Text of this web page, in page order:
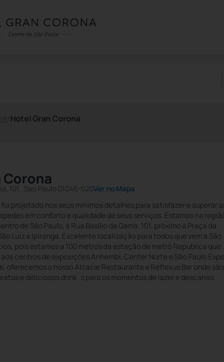
Hotel Gran Corona
Corona
101 , Sao Paulo 01046-020Ver no Mapa
foi projetado nos seus mínimos detalhes para satisfazer e superar
em conforto e qualidade de seus serviços. Estamos na
de São Paulo, à Rua Basílio da Gama, 101, próximo à Praça da
Luiz e Ipiranga. Excelente localização para todos que vem à São
pois estamos a 100 metros da estação de metrô Republica que
centros de exposições Anhembi, Center Norte e São Paulo
oferecemos o nosso Alcazar Restaurante e Reflexus Bar onde são
e deliciosos drink´s para os momentos de lazer e descanso.